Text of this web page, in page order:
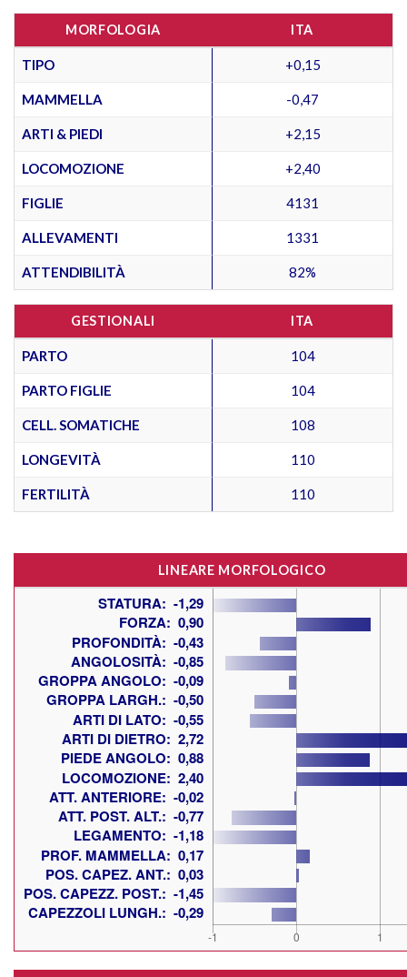
MORFOLOGIA ITA
TIPO +0,15
MAMMELLA -0,47
ARTI & PIEDI +2,15
LOCOMOZIONE +2,40
FIGLIE 4131
ALLEVAMENTI 1331
ATTENDIBILITÀ 82%
GESTIONALI ITA
PARTO 104
PARTO FIGLIE 104
CELL. SOMATICHE 108
LONGEVITÀ 110
FERTILITÀ 110
LINEARE MORFOLOGICO